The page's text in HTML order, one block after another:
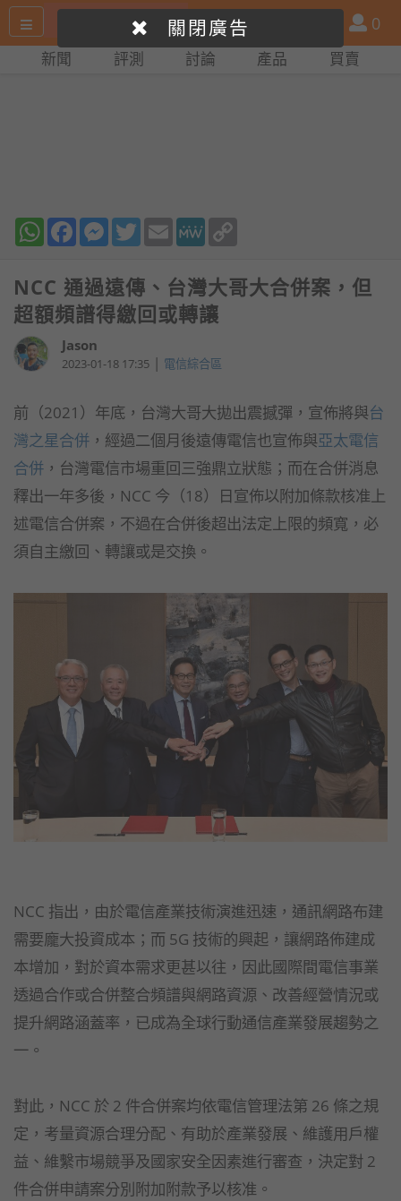
尋
產
品
比
會
員
0
新聞 評測 討論 產品 買賣
WhatsAppFacebookMessenger
TwitterEmail MeWe
NCC 通過遠傳、台灣大哥大合併案，但
超額頻譜得繳回或轉讓
Jason
2023-01-18 17:35 | 電信綜合區
前（2021）年底，台灣大哥大拋出震撼彈，宣佈將與台
灣之星合併 ，經過二個月後遠傳電信也宣佈與亞太電信
合併 ，台灣電信市場重回三強鼎立狀態；而在合併消息
釋出一年多後，NCC 今（18）日宣佈以附加條款核准上
述電信合併案，不過在合併後超出法定上限的頻寬，必
須自主繳回、轉讓或是交換。
NCC 指出，由於電信產業技術演進迅速，通訊網路布建
需要龐大投資成本；而 5G 技術的興起，讓網路佈建成
本增加，對於資本需求更甚以往，因此國際間電信事業
透過合作或合併整合頻譜與網路資源、改善經營情況或
提升網路涵蓋率，已成為全球行動通信產業發展趨勢之
一。
關閉廣告
對此，NCC 於 2 件合併案均依電信管理法第 26 條之規
定，考量資源合理分配、有助於產業發展、維護用戶權
益、維繫市場競爭及國家安全因素進行審查，決定對 2
件合併申請案分別附加附款予以核准。